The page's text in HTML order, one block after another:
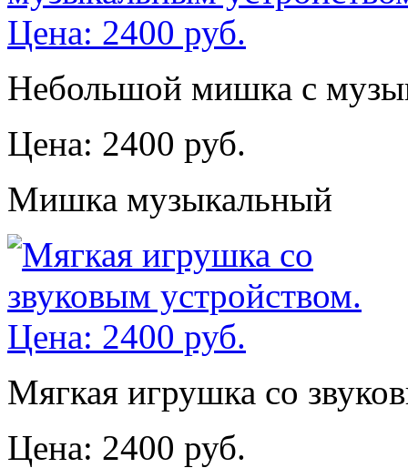
Небольшой мишка с
Цена: 2400 руб.
Мишка музыкальный
Мягкая игрушка со
Цена: 2400 руб.